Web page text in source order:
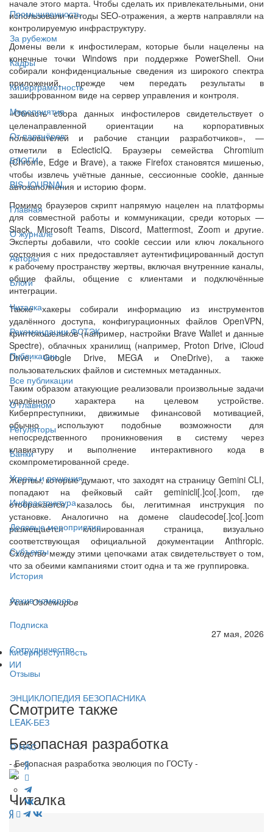
Промышленность
За рубежом
Кадры
Киберграмотность
Мероприятия
От партнёров
БЛОГИ
BIS JOURNAL
Главная
О журнале
Авторы
Блоги
Читалка
Рекомендации ФСТЭК
Публикации
Все публикации
О главном
Регуляторы
Банки
Угрозы и решения
Инфраструктура
Деловые мероприятия
Субъекты
История
Архив номеров
Подписка
Сотрудничество
Отзывы
ЭНЦИКЛОПЕДИЯ БЕЗОПАСНИКА
LEAK-БЕЗ
О НАС
начале этого марта. Чтобы сделать их привлекательными, они
использовали методы SEO-отражения, а жертв направляли на
контролируемую инфраструктуру.
Домены вели к инфостилерам, которые были нацелены на
конечные точки Windows при поддержке PowerShell. Они
собирали конфиденциальные сведения из широкого спектра
приложений, прежде чем передать результаты в
зашифрованном виде на сервер управления и контроля.
«Область сбора данных инфостилеров свидетельствует о
целенаправленной ориентации на корпоративных
пользователей и рабочие станции разработчиков», —
отметили в EclecticIQ. Браузеры семейства Chromium
(Chrome, Edge и Brave), а также Firefox становятся мишенью,
чтобы извлечь учётные данные, сессионные cookie, данные
автозаполнения и историю форм.
Помимо браузеров скрипт напрямую нацелен на платформы
для совместной работы и коммуникации, среди которых —
Slack, Microsoft Teams, Discord, Mattermost, Zoom и другие.
Эксперты добавили, что cookie сессии или ключ локального
состояния с них предоставляет аутентифицированный доступ
к рабочему пространству жертвы, включая внутренние каналы,
общие файлы, общение с клиентами и подключённые
интеграции.
Также хакеры собирали информацию из инструментов
удалённого доступа, конфигурационных файлов OpenVPN,
криптокошельков (например, настройки Brave Wallet и данные
Spectre), облачных хранилищ (например, Proton Drive, iCloud
Drive, Google Drive, MEGA и OneDrive), а также
пользовательских файлов и системных метаданных.
Таким образом атакующие реализовали произвольные задачи
удалённого характера на целевом устройстве.
Киберпреступники, движимые финансовой мотивацией,
обычно используют подобные возможности для
непосредственного проникновения в систему через
клавиатуру и выполнение интерактивного кода в
скомпрометированной среде.
Жертвы, которые думают, что заходят на страницу Gemini CLI,
попадают на фейковый сайт geminicli[.]co[.]com, где
отображается, казалось бы, легитимная инструкция по
установке. Аналогично на домене claudecode[.]co[.]com
размещается клонированная страница, визуально
соответствующая официальной документации Anthropic.
Сходство между этими цепочками атак свидетельствует о том,
что за обеими кампаниями стоит одна и та же группировка.
Усам Оздемиров
27 мая, 2026
Киберпреступность
ИИ
Смотрите также
Безопасная разработка
- Безопасная разработка эволюция по ГОСТу -
Читалка